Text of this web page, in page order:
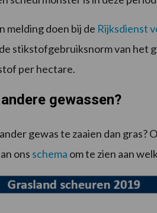
melding doen bij de Rijksdienst
stikstofgebruiksnorm van het
per hectare.
gewassen?
gewas te zaaien dan gras?
ons schema om te zien aan